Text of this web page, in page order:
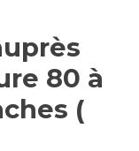
80 à
(